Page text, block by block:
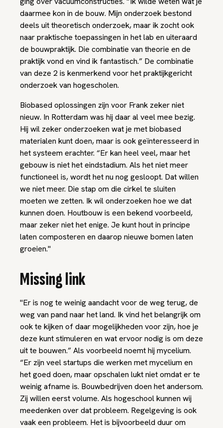
daarmee kon in de bouw. Mijn onderzoek bestond
deels uit theoretisch onderzoek, maar ik zocht ook
naar praktische toepassingen in het lab en uiteraard
de bouwpraktijk. Die combinatie van theorie en de
praktijk vond en vind ik fantastisch.” De combinatie
van deze 2 is kenmerkend voor het praktijkgericht
onderzoek van hogescholen.
Biobased oplossingen zijn voor Frank zeker niet
nieuw. In Rotterdam was hij daar al veel mee bezig.
Hij wil zeker onderzoeken wat je met biobased
materialen kunt doen, maar is ook geïnteresseerd in
het systeem erachter. “Er kan heel veel, maar het
gebouw is niet het eindstadium. Als het niet meer
functioneel is, wordt het nu nog gesloopt. Dat willen
we niet meer. Die stap om die cirkel te sluiten
moeten we zetten. Ik wil onderzoeken hoe we dat
kunnen doen. Houtbouw is een bekend voorbeeld,
maar zeker niet het enige. Je kunt hout in principe
laten composteren en daarop nieuwe bomen laten
groeien."
Missing link
"Er is nog te weinig aandacht voor de weg terug, de
weg van pand naar het land. Ik vind het belangrijk om
ook te kijken of daar mogelijkheden voor zijn, hoe je
deze kunt stimuleren en wat ervoor nodig is om deze
uit te bouwen.” Als voorbeeld noemt hij mycelium.
“Er zijn veel startups die werken met mycelium en
het goed doen, maar opschalen lukt niet omdat er te
weinig afname is. Bouwbedrijven doen het andersom.
Zij willen eerst volume. Als hogeschool kunnen wij
meedenken over dat probleem. Regelgeving is ook
vaak een probleem. Het is bijvoorbeeld duur om